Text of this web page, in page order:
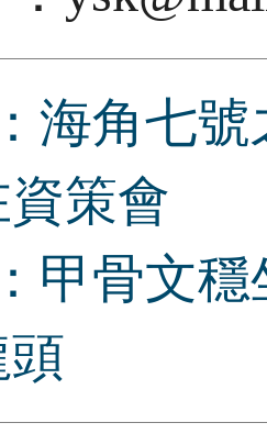
海角七
策會
甲骨文
頭